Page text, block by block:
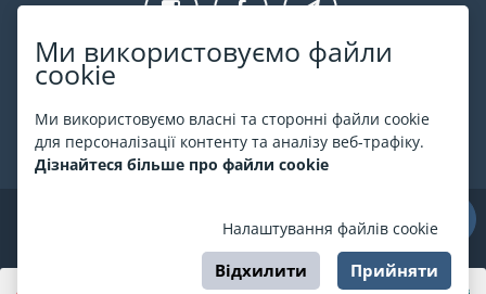
Ми використовуємо файли
cookie
Ми використовуємо власні та сторонні файли cookie
для персоналізації контенту та аналізу веб-трафіку.
Дізнайтеся більше про файли cookie
Налаштування файлів cookie
Відхилити Прийняти
Про ESPORT.in.ua
На ESPORT.in.ua представлена афіша Києва та інших міст
України. Всі квитки продаються офіційно. Ми працюємо
безпосередньо з касами.